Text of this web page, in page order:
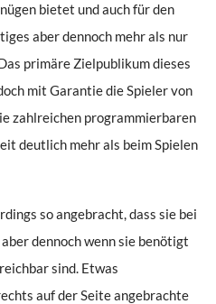
bietet und auch für den
aber dennoch mehr als nur
primäre Zielpublikum dieses
mit Garantie die Spieler von
zahlreichen programmierbaren
deutlich mehr als beim Spielen
so angebracht, dass sie bei
dennoch wenn sie benötigt
sind. Etwas
auf der Seite angebrachte